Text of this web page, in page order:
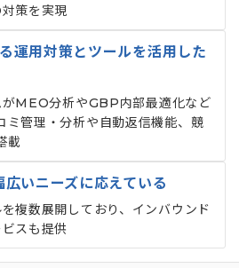
策を実現
運用対策とツールを活用した
MEO分析やGBP内部最適化など
ミ管理・分析や自動返信機能、競
載
いニーズに応えている
複数展開しており、インバウンド
スも提供